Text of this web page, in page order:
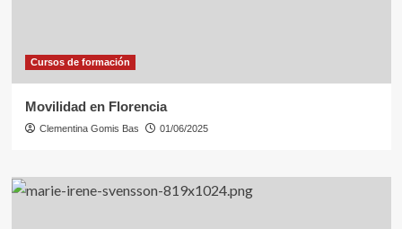
Cursos de formación
Movilidad en Florencia
Clementina Gomis Bas 01/06/2025